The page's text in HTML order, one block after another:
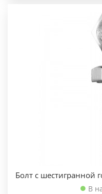
Болт с шестигранной
В